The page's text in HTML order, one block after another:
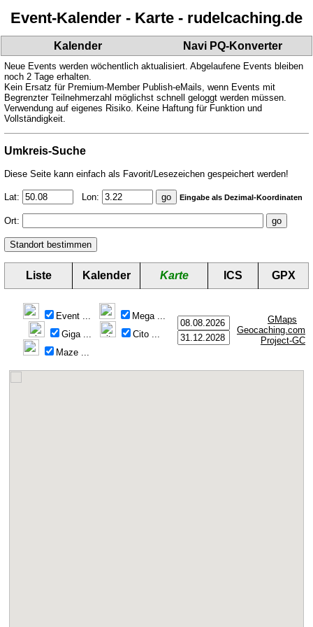
Event-Kalender - Karte - rudelcaching.de
Kalender Navi PQ-Konverter
Neue Events werden wöchentlich aktualisiert. Abgelaufene Events bleiben
noch 2 Tage erhalten.
Kein Ersatz für Premium-Member Publish-eMails, wenn Events mit
Begrenzter Teilnehmerzahl möglichst schnell geloggt werden müssen.
Verwendung auf eigenes Risiko. Keine Haftung für Funktion und
Vollständigkeit.
Umkreis-Suche
Diese Seite kann einfach als Favorit/Lesezeichen gespeichert werden!
Lat: Lon: Eingabe als Dezimal-Koordinaten
Ort:
Liste Kalender Karte ICS GPX
Event ... Mega ...
Giga ... Cito ...
Maze ...
GMaps
Geocaching.com
Project-GC